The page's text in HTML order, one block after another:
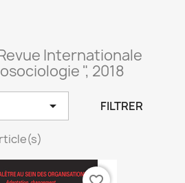
Internationale
", 2018
 FILTRER